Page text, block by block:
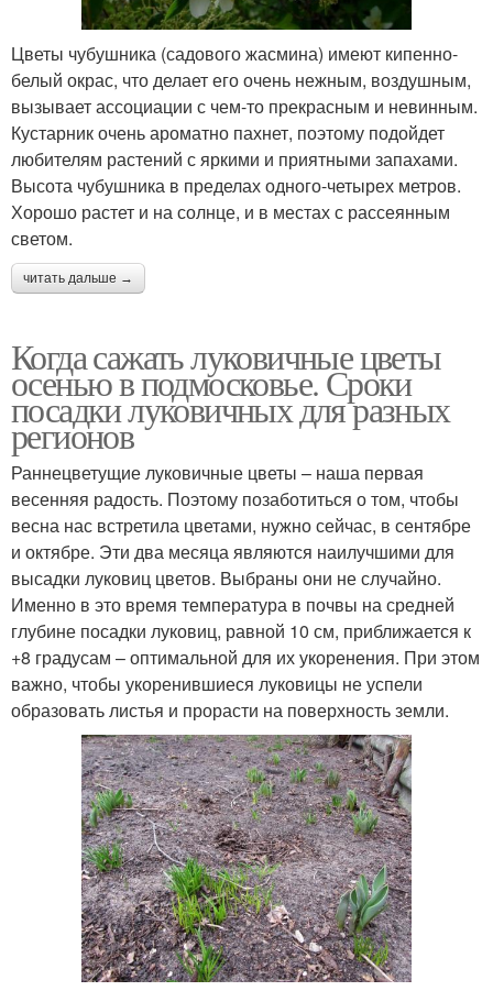
Цветы чубушника (садового жасмина) имеют кипенно-
белый окрас, что делает его очень нежным, воздушным,
вызывает ассоциации с чем-то прекрасным и невинным.
Кустарник очень ароматно пахнет, поэтому подойдет
любителям растений с яркими и приятными запахами.
Высота чубушника в пределах одного-четырех метров.
Хорошо растет и на солнце, и в местах с рассеянным
светом.
читать дальше →
Когда сажать луковичные цветы
осенью в подмосковье. Сроки
посадки луковичных для разных
регионов
Раннецветущие луковичные цветы – наша первая
весенняя радость. Поэтому позаботиться о том, чтобы
весна нас встретила цветами, нужно сейчас, в сентябре
и октябре. Эти два месяца являются наилучшими для
высадки луковиц цветов. Выбраны они не случайно.
Именно в это время температура в почвы на средней
глубине посадки луковиц, равной 10 см, приближается к
+8 градусам – оптимальной для их укоренения. При этом
важно, чтобы укоренившиеся луковицы не успели
образовать листья и прорасти на поверхность земли.